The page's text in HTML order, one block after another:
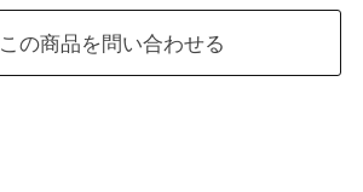
この商品を問い合わせる